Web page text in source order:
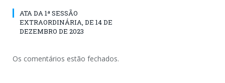
ATA DA 1ª SESSÃO
EXTRAORDINÁRIA, DE 14 DE
DEZEMBRO DE 2023
Os comentários estão fechados.